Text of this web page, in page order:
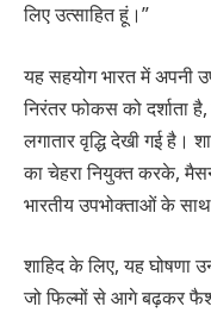
लिए उत्साहित हूं।”
यह सहयोग भारत में अपनी
निरंतर फोकस को दर्शाता
लगातार वृद्धि देखी गई है।
का चेहरा नियुक्त करके,
भारतीय उपभोक्ताओं के
शाहिद के लिए, यह घोषणा
जो फिल्मों से आगे बढ़कर